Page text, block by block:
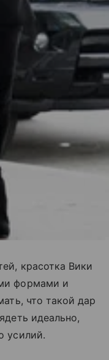
красотка Вики
формами и
что такой дар
идеально,
усилий.